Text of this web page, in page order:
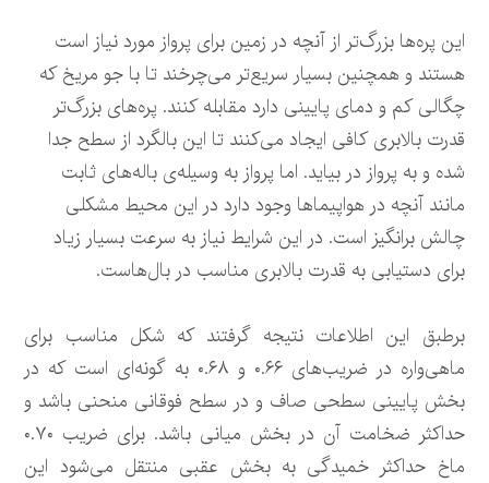
این پره‌ها بزرگ‌تر از آنچه در زمین برای پرواز مورد نیاز است
هستند و همچنین بسیار سریع‌تر می‌چرخند تا با جو مریخ که
چگالی کم و دمای پایینی دارد مقابله کنند. پره‌های بزرگ‌تر
قدرت بالابری کافی ایجاد می‌کنند تا این بالگرد از سطح جدا
شده و به پرواز در بیاید. اما پرواز به وسیله‌ی باله‌های ثابت
مانند آنچه در هواپیماها وجود دارد در این محیط مشکلی
چالش برانگیز است. در این شرایط نیاز به سرعت بسیار زیاد
برای دستیابی به قدرت بالابری مناسب در بال‌هاست.
برطبق این اطلاعات نتیجه گرفتند که شکل مناسب برای
ماهی‌واره در ضریب‌های ۰.۶۶ و ۰.۶۸ به گونه‌ای است که در
بخش پایینی سطحی صاف و در سطح فوقانی منحنی باشد و
حداکثر ضخامت آن در بخش میانی باشد. برای ضریب ۰.۷۰
ماخ حداکثر خمیدگی به بخش عقبی منتقل می‌شود این